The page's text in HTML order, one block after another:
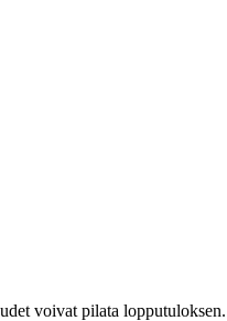
voivat pilata lopputuloksen.